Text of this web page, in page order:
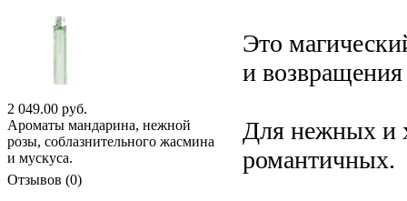
Это
и возвращения
Для нежных и
романтичных.
2 049.00 руб.
Ароматы мандарина, нежной
розы, соблазнительного жасмина
и мускуса.
Отзывов (0)